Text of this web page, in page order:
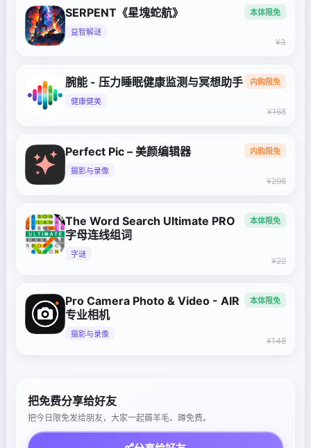
SERPENT《星塊蛇航》
益智解谜
本体限免
¥3
腕能 - 压力睡眠健康监测与冥想助手
健康健美
内购限免
¥168
Perfect Pic – 美颜编辑器
摄影与录像
内购限免
¥298
The Word Search Ultimate PRO
字母连线组词
字谜
本体限免
¥22
Pro Camera Photo & Video - AIR
专业相机
摄影与录像
本体限免
¥148
把免费分享给好友
把今日限免发给朋友，大家一起薅羊毛、蹲免费。